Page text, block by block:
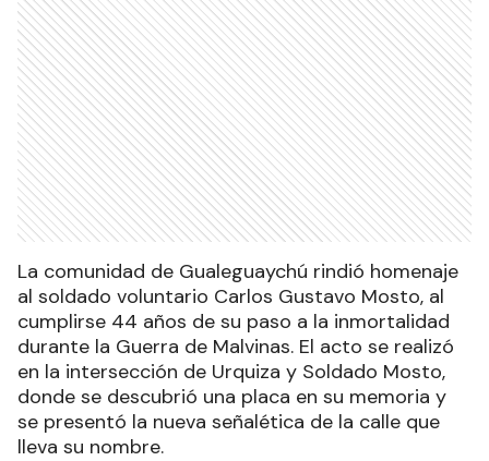
La comunidad de Gualeguaychú rindió homenaje
al soldado voluntario Carlos Gustavo Mosto, al
cumplirse 44 años de su paso a la inmortalidad
durante la Guerra de Malvinas. El acto se realizó
en la intersección de Urquiza y Soldado Mosto,
donde se descubrió una placa en su memoria y
se presentó la nueva señalética de la calle que
lleva su nombre.